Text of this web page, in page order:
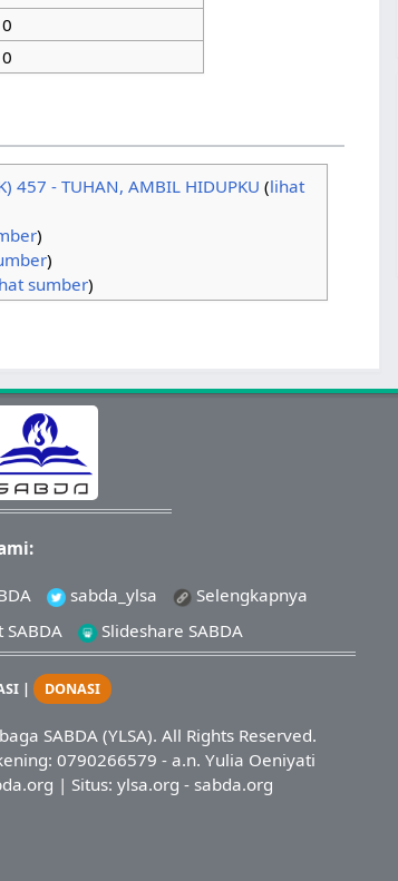
0
0
457 - TUHAN, AMBIL HIDUPKU (lihat
)
)
sumber)
sabda_ylsa
Selengkapnya
Slideshare SABDA
| DONASI
SABDA (YLSA). All Rights Reserved.
0790266579 - a.n. Yulia Oeniyati
| Situs: ylsa.org - sabda.org